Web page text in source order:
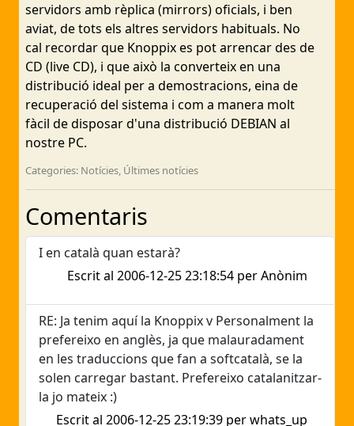
servidors amb rèplica (mirrors) oficials, i ben
aviat, de tots els altres servidors habituals. No
cal recordar que Knoppix es pot arrencar des de
CD (live CD), i que això la converteix en una
distribució ideal per a demostracions, eina de
recuperació del sistema i com a manera molt
fàcil de disposar d'una distribució DEBIAN al
nostre PC.
Categories: Notícies, Últimes notícies
Comentaris
I en català quan estarà?
Escrit al 2006-12-25 23:18:54 per Anònim
RE: Ja tenim aquí la Knoppix v Personalment la
prefereixo en anglès, ja que malauradament
en les traduccions que fan a softcatalà, se la
solen carregar bastant. Prefereixo catalanitzar-
la jo mateix :)
Escrit al 2006-12-25 23:19:39 per whats_up